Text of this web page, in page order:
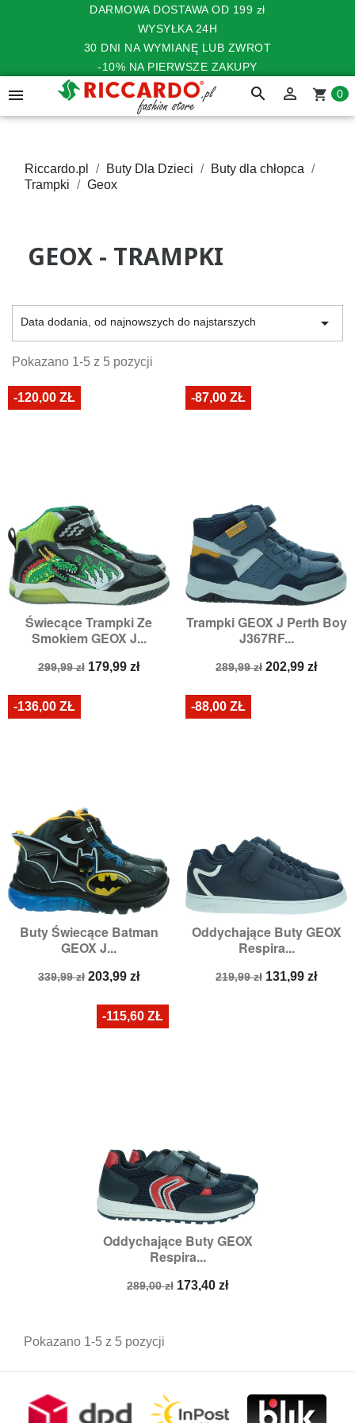
DARMOWA DOSTAWA OD 199 zł
WYSYŁKA 24H
30 DNI NA WYMIANĘ LUB ZWROT
-10% NA PIERWSZE ZAKUPY
 search  shopping_cart 0
Riccardo.pl Buty Dla Dzieci
Buty dla chłopca
Trampki
Geox
GEOX - TRAMPKI
Data dodania, od najnowszych do najstarszych 
Pokazano 1-5 z 5 pozycji
Świecące Trampki Ze
Smokiem GEOX J...
Cena
299,99 zł Cena
179,99 zł
-120,00 ZŁ
Trampki GEOX J Perth Boy
J367RF...
Cena
289,99 zł Cena
202,99 zł
-87,00 ZŁ
Buty Świecące Batman
GEOX J...
Cena
339,99 zł Cena
203,99 zł
-136,00 ZŁ
Oddychające Buty GEOX
Respira...
Cena
219,99 zł Cena
131,99 zł
-88,00 ZŁ
Oddychające Buty GEOX
Respira...
Cena
289,00 zł Cena
173,40 zł
-115,60 ZŁ
Pokazano 1-5 z 5 pozycji